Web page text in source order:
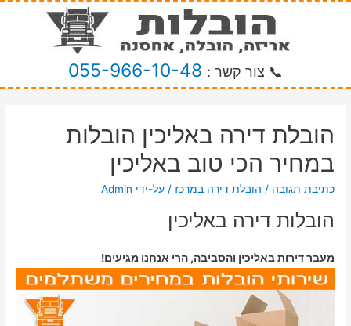
📞 צור קשר : 055-966-10-48
הובלת דירה באליכין הובלות
במחיר הכי טוב באליכין
כתיבת תגובה / הובלת דירה במרכז / על-ידי Admin
הובלות דירה באליכין
מעבר דירות באליכין והסביבה, הרי אנחנו מגיעים!